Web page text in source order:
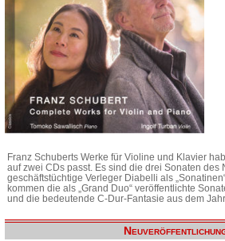
Franz Schuberts Werke für Violine und Klavier
auf zwei CDs passt. Es sind die drei Sonaten des
geschäftstüchtige Verleger Diabelli als
kommen die als „Grand Duo“ veröffentlichte
und die bedeutende C-Dur-Fantasie aus dem Jahr